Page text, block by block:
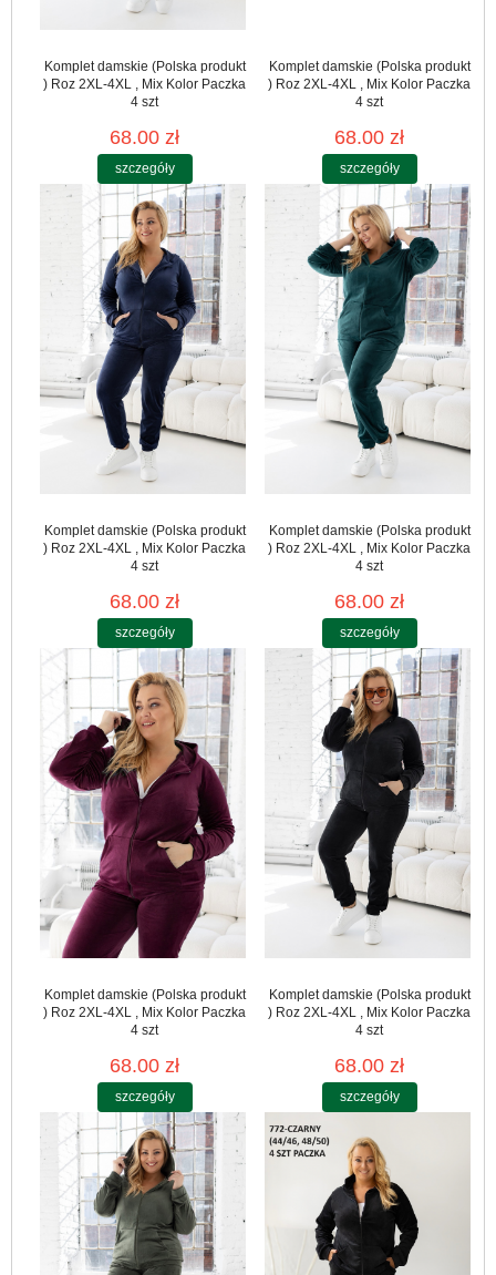
Komplet damskie (Polska produkt
) Roz 2XL-4XL , Mix Kolor Paczka
4 szt
68.00 zł
szczegóły
Komplet damskie (Polska produkt
) Roz 2XL-4XL , Mix Kolor Paczka
4 szt
68.00 zł
szczegóły
Komplet damskie (Polska produkt
) Roz 2XL-4XL , Mix Kolor Paczka
4 szt
68.00 zł
szczegóły
Komplet damskie (Polska produkt
) Roz 2XL-4XL , Mix Kolor Paczka
4 szt
68.00 zł
szczegóły
Komplet damskie (Polska produkt
) Roz 2XL-4XL , Mix Kolor Paczka
4 szt
68.00 zł
szczegóły
Komplet damskie (Polska produkt
) Roz 2XL-4XL , Mix Kolor Paczka
4 szt
68.00 zł
szczegóły